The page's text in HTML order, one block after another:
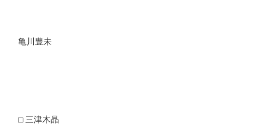
亀川豊未
□ 三津木晶